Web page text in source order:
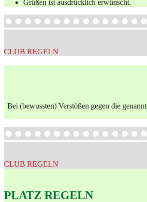
Grüßen ist ausdrücklich erwünscht.
CLUB REGELN
Bei (bewussten) Verstößen gegen die
CLUB REGELN
PLATZ REGELN